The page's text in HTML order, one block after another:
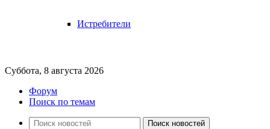
Истребители
Суббота, 8 августа 2026
Форум
Поиск по темам
Поиск новостей